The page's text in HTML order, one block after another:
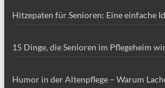
Hitzepaten für Senioren: Eine einfache
15 Dinge, die Senioren im Pflegeheim
Humor in der Altenpflege – Warum